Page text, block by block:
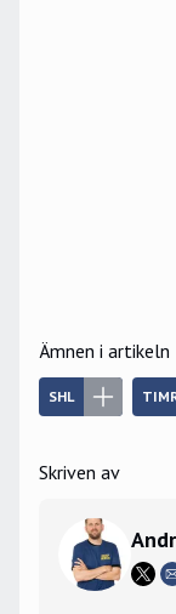
Ämnen i artikeln
SHL
Skriven av